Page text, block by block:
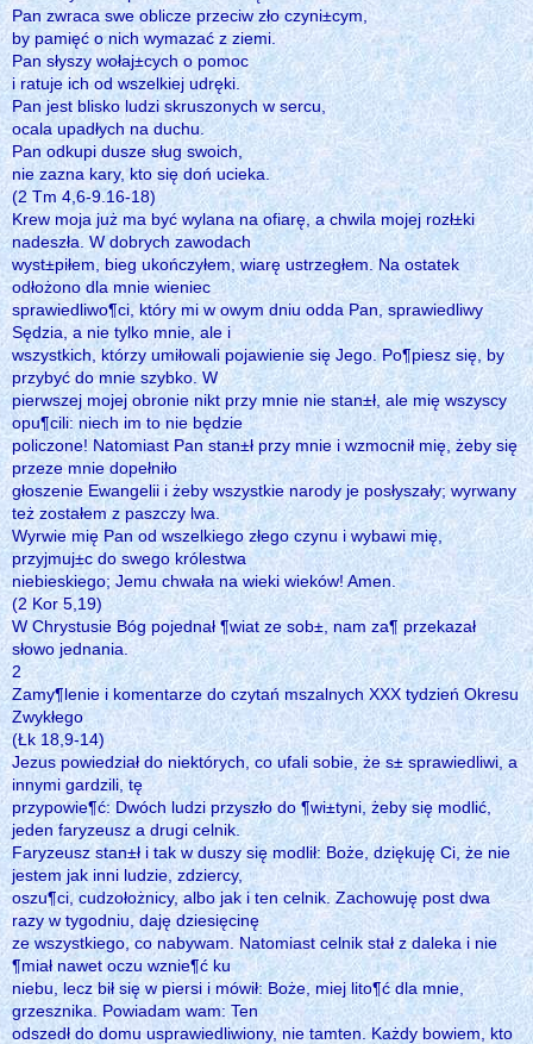
Pan zwraca swe oblicze przeciw zło czyni±cym,
by pamięć o nich wymazać z ziemi.
Pan słyszy wołaj±cych o pomoc
i ratuje ich od wszelkiej udręki.
Pan jest blisko ludzi skruszonych w sercu,
ocala upadłych na duchu.
Pan odkupi dusze sług swoich,
nie zazna kary, kto się doń ucieka.
(2 Tm 4,6-9.16-18)
Krew moja już ma być wylana na ofiarę, a chwila mojej rozł±ki
nadeszła. W dobrych zawodach
wyst±piłem, bieg ukończyłem, wiarę ustrzegłem. Na ostatek
odłożono dla mnie wieniec
sprawiedliwo¶ci, który mi w owym dniu odda Pan, sprawiedliwy
Sędzia, a nie tylko mnie, ale i
wszystkich, którzy umiłowali pojawienie się Jego. Po¶piesz się, by
przybyć do mnie szybko. W
pierwszej mojej obronie nikt przy mnie nie stan±ł, ale mię wszyscy
opu¶cili: niech im to nie będzie
policzone! Natomiast Pan stan±ł przy mnie i wzmocnił mię, żeby się
przeze mnie dopełniło
głoszenie Ewangelii i żeby wszystkie narody je posłyszały; wyrwany
też zostałem z paszczy lwa.
Wyrwie mię Pan od wszelkiego złego czynu i wybawi mię,
przyjmuj±c do swego królestwa
niebieskiego; Jemu chwała na wieki wieków! Amen.
(2 Kor 5,19)
W Chrystusie Bóg pojednał ¶wiat ze sob±, nam za¶ przekazał
słowo jednania.
2
Zamy¶lenie i komentarze do czytań mszalnych XXX tydzień Okresu
Zwykłego
(Łk 18,9-14)
Jezus powiedział do niektórych, co ufali sobie, że s± sprawiedliwi, a
innymi gardzili, tę
przypowie¶ć: Dwóch ludzi przyszło do ¶wi±tyni, żeby się modlić,
jeden faryzeusz a drugi celnik.
Faryzeusz stan±ł i tak w duszy się modlił: Boże, dziękuję Ci, że nie
jestem jak inni ludzie, zdziercy,
oszu¶ci, cudzołożnicy, albo jak i ten celnik. Zachowuję post dwa
razy w tygodniu, daję dziesięcinę
ze wszystkiego, co nabywam. Natomiast celnik stał z daleka i nie
¶miał nawet oczu wznie¶ć ku
niebu, lecz bił się w piersi i mówił: Boże, miej lito¶ć dla mnie,
grzesznika. Powiadam wam: Ten
odszedł do domu usprawiedliwiony, nie tamten. Każdy bowiem, kto